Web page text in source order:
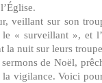
veillant sur son
« surveillant », et
la nuit sur leurs
de Noël,
la vigilance. Voici